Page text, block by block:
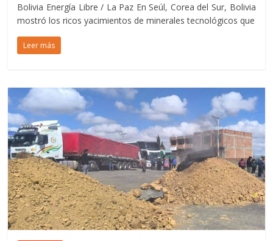
Bolivia Energía Libre / La Paz En Seúl, Corea del Sur, Bolivia
mostró los ricos yacimientos de minerales tecnológicos que
Leer más